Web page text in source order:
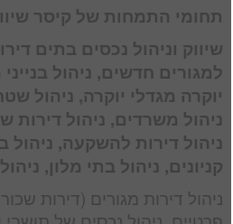
תחומי התמחות של קיסר
שיווק וניהול נכסים בתים
למגורים חדשים, ניהול
יוקרה מגדלי יוקרה, ניהול
ניהול משרדים, ניהול דירות
ניהול דירות להשקעה, ניהול
קניונים, ניהול בתי מלון,
ניהול דירות מגורים (דירות